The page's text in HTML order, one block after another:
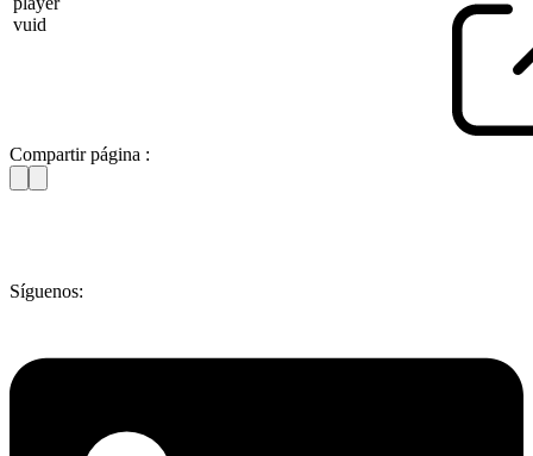
vuid
Compartir página :
Síguenos: